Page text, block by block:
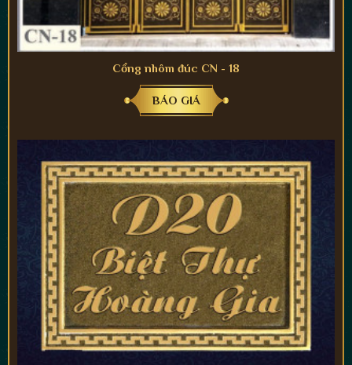
Cổng nhôm đúc CN - 18
BÁO GIÁ